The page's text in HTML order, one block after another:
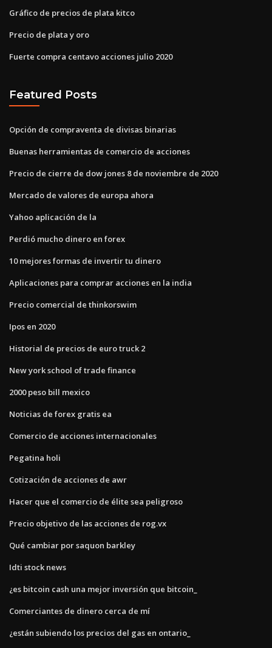
Gráfico de precios de plata kitco
Precio de plata y oro
Fuerte compra centavo acciones julio 2020
Featured Posts
Opción de compraventa de divisas binarias
Buenas herramientas de comercio de acciones
Precio de cierre de dow jones 8 de noviembre de 2020
Mercado de valores de europa ahora
Yahoo aplicación de la
Perdió mucho dinero en forex
10 mejores formas de invertir tu dinero
Aplicaciones para comprar acciones en la india
Precio comercial de thinkorswim
Ipos en 2020
Historial de precios de euro truck 2
New york school of trade finance
2000 peso bill mexico
Noticias de forex gratis ea
Comercio de acciones internacionales
Pegatina holi
Cotización de acciones de awr
Hacer que el comercio de élite sea peligroso
Precio objetivo de las acciones de rog.vx
Qué cambiar por saquon barkley
Idti stock news
¿es bitcoin cash una mejor inversión que bitcoin_
Comerciantes de dinero cerca de mí
¿están subiendo los precios del gas en ontario_